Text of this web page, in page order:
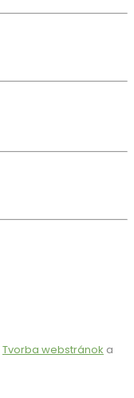
Tvorba webstránok a